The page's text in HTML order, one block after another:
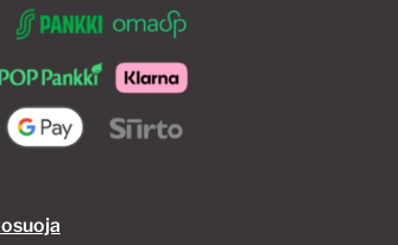
tuotteen